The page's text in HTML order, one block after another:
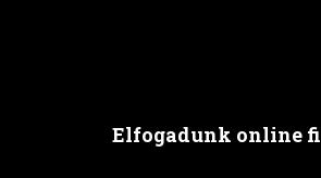
Elfogadunk online